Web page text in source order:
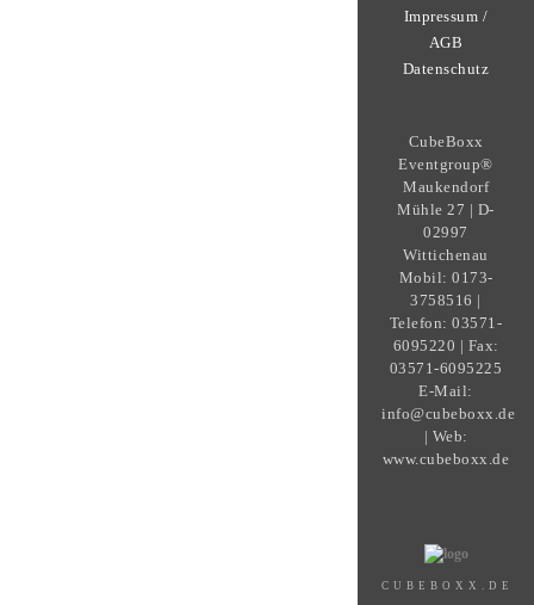
Impressum /
AGB
Datenschutz
CubeBoxx
Eventgroup®
Maukendorf
Mühle 27 | D-
02997
Wittichenau
Mobil: 0173-
3758516 |
Telefon: 03571-
6095220 | Fax:
03571-6095225
E-Mail:
info@cubeboxx.de
| Web:
www.cubeboxx.de
CUBEBOXX.DE